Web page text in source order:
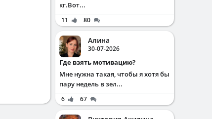
кг.Вот...
11 80
Алина
30-07-2026
Где взять мотивацию?
Мне нужна такая, чтобы я хотя бы
пару недель в зел...
6 67